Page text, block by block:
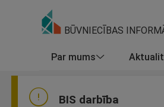
BŪVNIECĪBAS
Par mums
BIS darbība